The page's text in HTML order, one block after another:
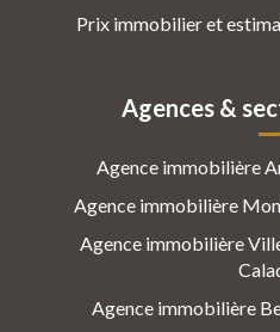
Prix immobilier et
Agences &
Agence immobilière
Agence immobilière
Agence immobilière
Agence immobilière